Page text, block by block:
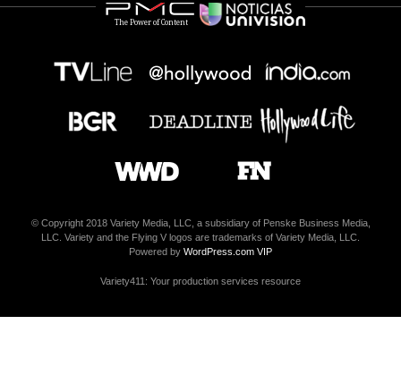
The Power of Content
© Copyright 2018 Variety Media, LLC, a subsidiary of Penske Business Media,
LLC. Variety and the Flying V logos are trademarks of Variety Media, LLC.
Powered by WordPress.com VIP
Variety411: Your production services resource